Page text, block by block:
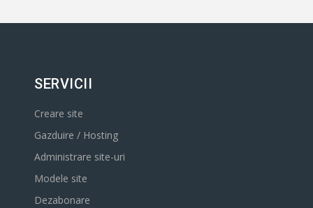
SERVICII
Creare site
Gazduire / Hosting
Administrare site-uri
Modele site
Dezabonare